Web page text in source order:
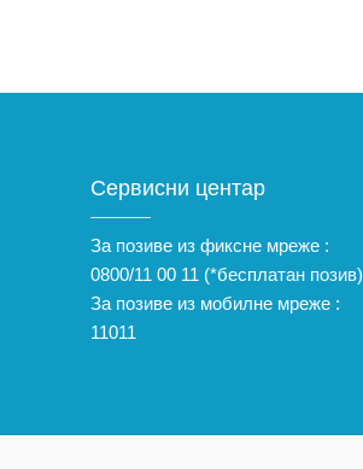
Сервисни центар
За позиве из фиксне мреже :
0800/11 00 11 (*бесплатан позив)
За позиве из мобилне мреже :
11011